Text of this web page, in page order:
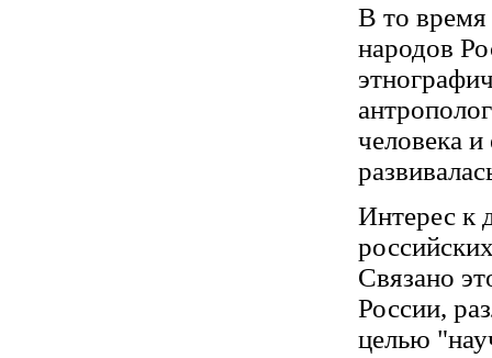
В то время
народов
человека
Интерес к
Связано
России,
целью